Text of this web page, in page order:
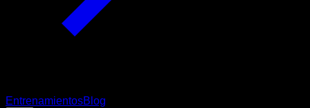
EntrenamientosBlog